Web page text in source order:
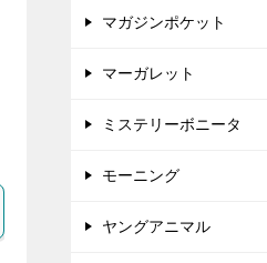
マガジンポケット
マーガレット
ミステリーボニータ
モーニング
ヤングアニマル